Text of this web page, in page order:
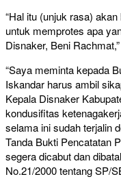
“Hal itu (unjuk rasa)
untuk memprotes apa
Disnaker, Beni
“Saya meminta kepada
Iskandar harus ambil
Kepala Disnaker
kondusifitas
selama ini sudah terjalin
Tanda Bukti Pencatatan
segera dicabut dan
No.21/2000 tentang SP/